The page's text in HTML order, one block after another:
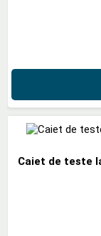
Caiet de teste